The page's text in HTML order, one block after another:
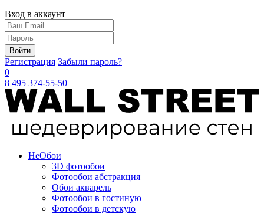
Вход в аккаунт
Войти
Регистрация Забыли пароль?
0
8 495 374-55-50
НеОбои
3D фотообои
Фотообои абстракция
Обои акварель
Фотообои в гостиную
Фотообои в детскую